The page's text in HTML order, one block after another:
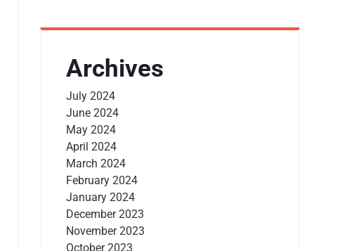
Archives
July 2024
June 2024
May 2024
April 2024
March 2024
February 2024
January 2024
December 2023
November 2023
October 2023